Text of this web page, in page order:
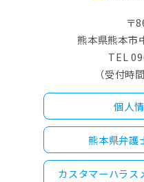
〒
熊本県熊本市
TEL
（受付時
個人
熊本県弁護
カスタマーハラス